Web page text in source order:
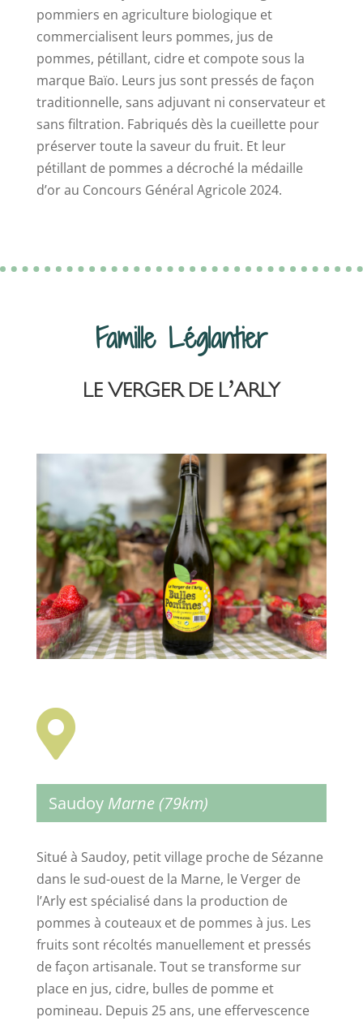
pommiers en agriculture biologique et
commercialisent leurs pommes, jus de
pommes, pétillant, cidre et compote sous la
marque Baïo. Leurs jus sont pressés de façon
traditionnelle, sans adjuvant ni conservateur et
sans filtration. Fabriqués dès la cueillette pour
préserver toute la saveur du fruit. Et leur
pétillant de pommes a décroché la médaille
d’or au Concours Général Agricole 2024.
Famille Léglantier
LE VERGER DE L’ARLY

Saudoy Marne (79km)
Situé à Saudoy, petit village proche de Sézanne
dans le sud-ouest de la Marne, le Verger de
l’Arly est spécialisé dans la production de
pommes à couteaux et de pommes à jus. Les
fruits sont récoltés manuellement et pressés
de façon artisanale. Tout se transforme sur
place en jus, cidre, bulles de pomme et
pomineau. Depuis 25 ans, une effervescence